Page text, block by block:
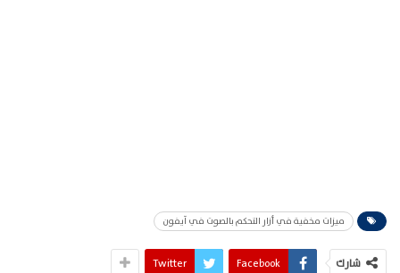
ميزات مخفية في أزار التحكم بالصوت في آيفون
شارك Facebook
Twitter